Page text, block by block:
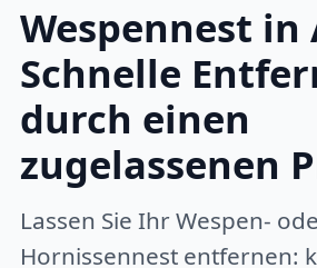
Wespennest in
Schnelle
durch einen
zugelassenen
Lassen Sie Ihr Wespen-
Hornissennest entfernen: